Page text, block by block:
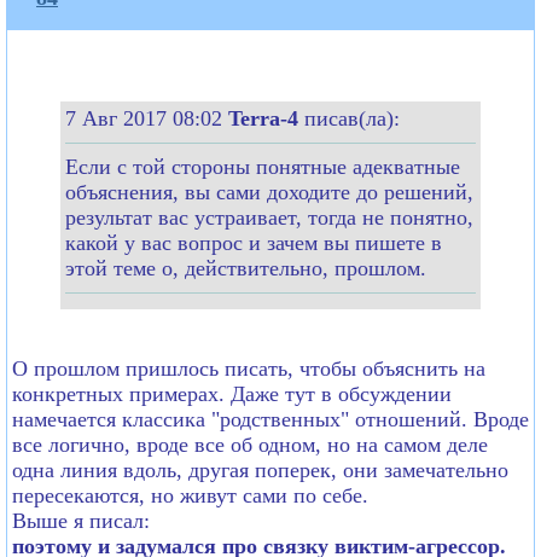
7 Авг 2017 08:02 Terra-4 писав(ла):
Если с той стороны понятные адекватные
объяснения, вы сами доходите до решений,
результат вас устраивает, тогда не понятно,
какой у вас вопрос и зачем вы пишете в
этой теме о, действительно, прошлом.
О прошлом пришлось писать, чтобы объяснить на
конкретных примерах. Даже тут в обсуждении
намечается классика "родственных" отношений. Вроде
все логично, вроде все об одном, но на самом деле
одна линия вдоль, другая поперек, они замечательно
пересекаются, но живут сами по себе.
Выше я писал:
поэтому и задумался про связку виктим-агрессор.